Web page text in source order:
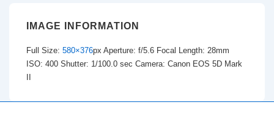
IMAGE INFORMATION
Full Size: 580×376px Aperture: f/5.6 Focal Length: 28mm
ISO: 400 Shutter: 1/100.0 sec Camera: Canon EOS 5D Mark
II